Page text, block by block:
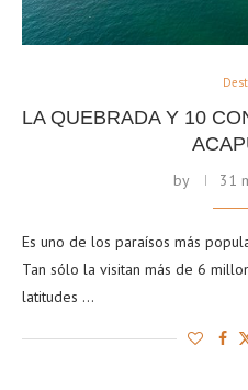
LA QUEBRADA Y 10
by 31
Es uno de los paraísos más
Tan sólo la visitan más de 6
latitudes …